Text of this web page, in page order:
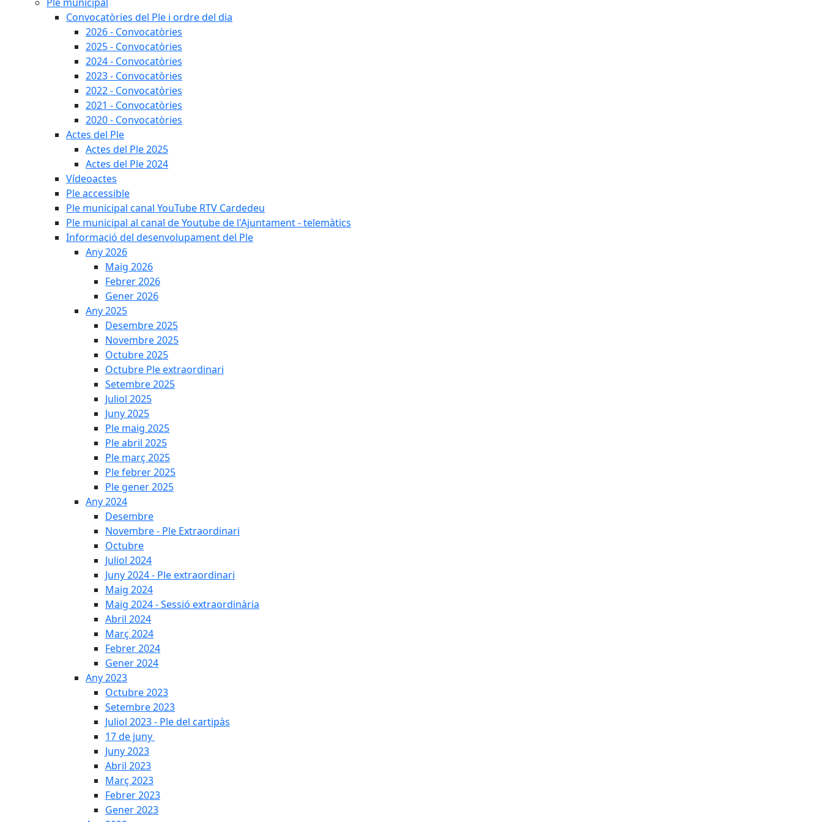
Convocatòries del Ple i ordre del dia
2026 - Convocatòries
2025 - Convocatòries
2024 - Convocatòries
2023 - Convocatòries
2022 - Convocatòries
2021 - Convocatòries
2020 - Convocatòries
Actes del Ple
Actes del Ple 2025
Actes del Ple 2024
Vídeoactes
Ple accessible
Ple municipal canal YouTube RTV Cardedeu
Ple municipal al canal de Youtube de l'Ajuntament - telemàtics
Informació del desenvolupament del Ple
Any 2026
Maig 2026
Febrer 2026
Gener 2026
Any 2025
Desembre 2025
Novembre 2025
Octubre 2025
Octubre Ple extraordinari
Setembre 2025
Juliol 2025
Juny 2025
Ple maig 2025
Ple abril 2025
Ple març 2025
Ple febrer 2025
Ple gener 2025
Any 2024
Desembre
Novembre - Ple Extraordinari
Octubre
Juliol 2024
Juny 2024 - Ple extraordinari
Maig 2024
Maig 2024 - Sessió extraordinària
Abril 2024
Març 2024
Febrer 2024
Gener 2024
Any 2023
Octubre 2023
Setembre 2023
Juliol 2023 - Ple del cartipàs
17 de juny
Juny 2023
Abril 2023
Març 2023
Febrer 2023
Gener 2023